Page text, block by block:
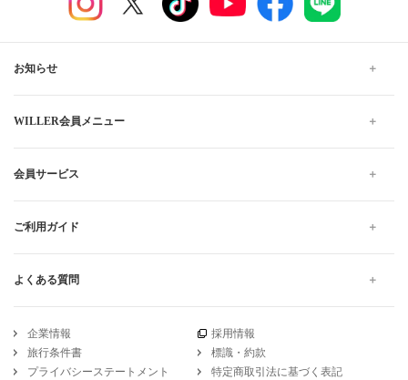
お知らせ
WILLER会員メニュー
会員サービス
ご利用ガイド
よくある質問
企業情報
採用情報
旅行条件書
標識・約款
プライバシーステートメント
特定商取引法に基づく表記